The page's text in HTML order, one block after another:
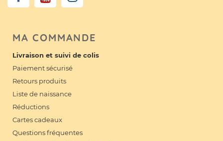
MA COMMANDE
Livraison et suivi de colis
Paiement sécurisé
Retours produits
Liste de naissance
Réductions
Cartes cadeaux
Questions fréquentes